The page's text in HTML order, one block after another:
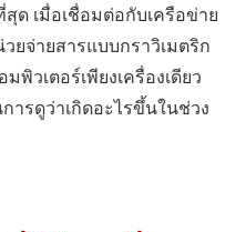
ด เมื่อเชื่อมต่อกับเครือข่าย
ยจ่ายสารแบบกราวิเมตริก
พิวเตอร์เพียงเครื่องเดียว
รดูว่าเกิดอะไรขึ้นในช่วง